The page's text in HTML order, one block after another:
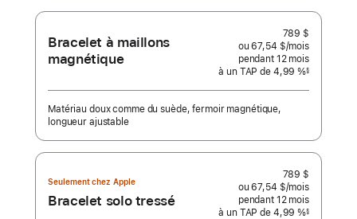
Bracelet à maillons
magnétique
789 $
ou 67,54 $/mois
pendant 12 mois
à un TAP de 4,99 %§
Matériau doux comme du suède, fermoir magnétique,
longueur ajustable
Seulement chez Apple
Bracelet solo tressé
789 $
ou 67,54 $/mois
pendant 12 mois
à un TAP de 4,99 %§